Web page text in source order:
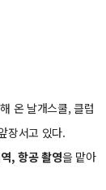
온 날개스쿨, 클럽
장서고 있다.
, 항공 촬영을 맡아